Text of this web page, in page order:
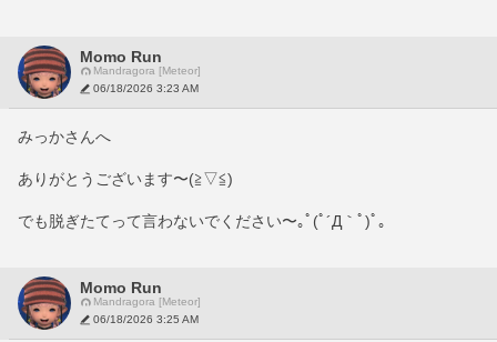
Momo Run
Mandragora [Meteor]
06/18/2026 3:23 AM
みっかさんへ
ありがとうございます〜(≧▽≦)
でも脱ぎたてって言わないでください〜｡ﾟ(ﾟ´Д｀ﾟ)ﾟ｡
Momo Run
Mandragora [Meteor]
06/18/2026 3:25 AM